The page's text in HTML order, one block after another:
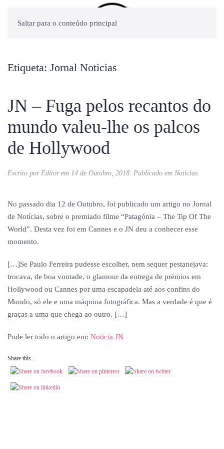
Saltar para o conteúdo principal
Etiqueta: Jornal Noticias
JN – Fuga pelos recantos do
mundo valeu-lhe os palcos
de Hollywood
Escrito por Editorem 14 de Outubro, 2018. Publicado em Noticias.
No passado dia 12 de Outubro, foi publicado um artigo no Jornal
de Notícias, sobre o premiado filme “Patagónia – The Tip Of The
World”. Desta vez foi em Cannes e o JN deu a conhecer esse
momento.
[…]Se Paulo Ferreira pudesse escolher, nem sequer pestanejava:
trocava, de boa vontade, o glamour da entrega de prémios em
Hollywood ou Cannes por uma escapadela até aos confins do
Mundo, só ele e uma máquina fotográfica. Mas a verdade é que é
graças a uma que chega ao outro. […]
Pode ler todo o artigo em: Noticia JN
Share this...